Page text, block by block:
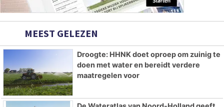
MEEST GELEZEN
Droogte: HHNK doet oproep om zuinig te
doen met water en bereidt verdere
maatregelen voor